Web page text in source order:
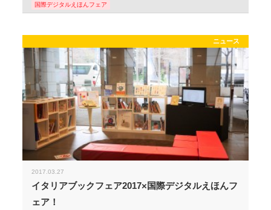
国際デジタルえほんフェア
ニュース
2017.03.27
イタリアブックフェア2017×国際デジタルえほんフ
ェア！